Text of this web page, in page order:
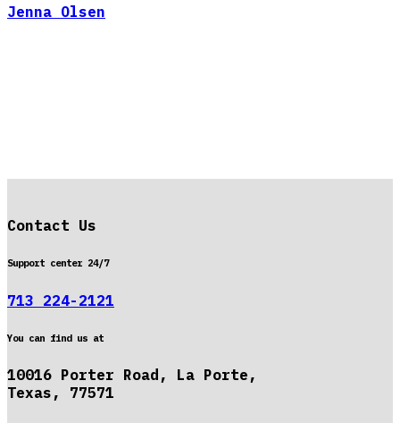
Jenna Olsen
Contact Us
Support center 24/7
713 224-2121
You can find us at
10016 Porter Road, La Porte,
Texas, 77571